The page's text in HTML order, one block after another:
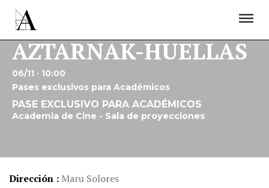
AZTARNAK-HUELLAS
06/11 · 10:00
Pases exclusivos para Académicos
PASE EXCLUSIVO PARA ACADÉMICOS
Academia de Cine - Sala de proyecciones
Dirección
Maru Solores
ACTUALIDAD
PROYECTOS
ÚNETE A LA ACADEMIA DE CINE
NEWSLETTER